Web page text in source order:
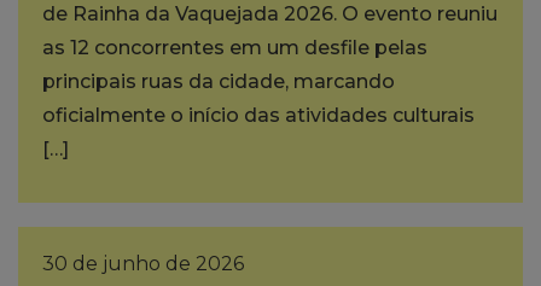
de Rainha da Vaquejada 2026. O evento reuniu
as 12 concorrentes em um desfile pelas
principais ruas da cidade, marcando
oficialmente o início das atividades culturais
[…]
30 de junho de 2026